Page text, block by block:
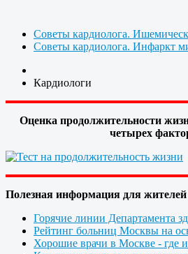
Советы кардиолога.
Советы кардиолога. Инфаркт
Кардиологи
Оценка продолжительности
четырех
Полезная информация для
Горячие линии Департамента
Рейтинг больниц Москвы на
Хорошие врачи в Москве - где